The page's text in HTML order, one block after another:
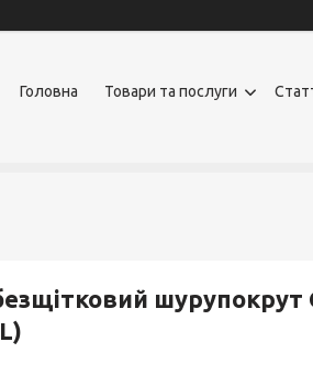
Головна Товари та послуги
шурупокрут